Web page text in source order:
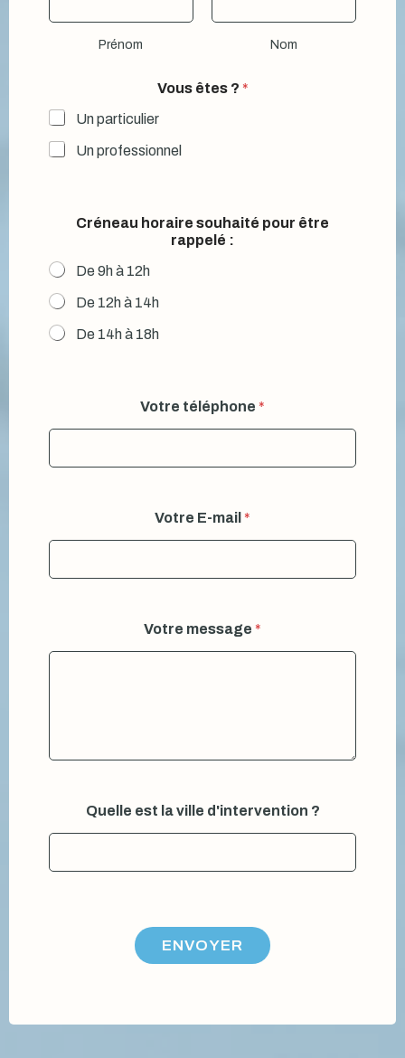
Prénom Nom
Vous êtes ? *
Un particulier
Un professionnel
Créneau horaire souhaité pour être
rappelé :
De 9h à 12h
De 12h à 14h
De 14h à 18h
Votre téléphone *
Votre E-mail *
r
é
C
é
e
Votre message *
Quelle est la ville d'intervention ?
ENVOYER